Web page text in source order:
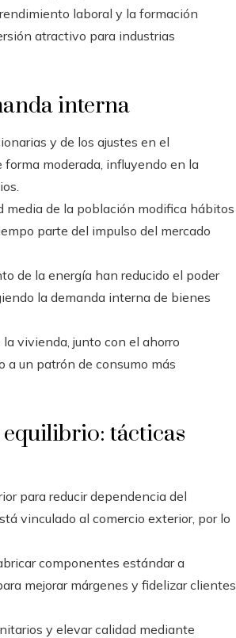
laboral y la formación
atractivo para industrias
interna
y de los ajustes en el
moderada, influyendo en la
media de la población modifica hábitos
parte del impulso del mercado
de la energía han reducido el poder
la demanda interna de bienes
vivienda, junto con el ahorro
a un patrón de consumo más
tácticas
para reducir dependencia del
vinculado al comercio exterior, por lo
componentes estándar a
mejorar márgenes y fidelizar clientes
y elevar calidad mediante